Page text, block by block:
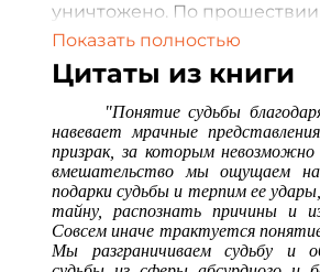
уничтожено. По
написал несколько
личные воспоминания
опытом политического
события XX века.
Данная книга представляет
доктриальный синтез.
Моцы, Сима разворачивает
создании Нового Человека
обновленного народа в
Показать полностью
Цитаты из книги
"Понятие судьбы
навевает мрачные
призрак, за которым
вмешательство мы ощущаем
подарки судьбы и терпим ее
тайну, распознать причины и
Совсем иначе трактуется
Мы разграничиваем судьбу и